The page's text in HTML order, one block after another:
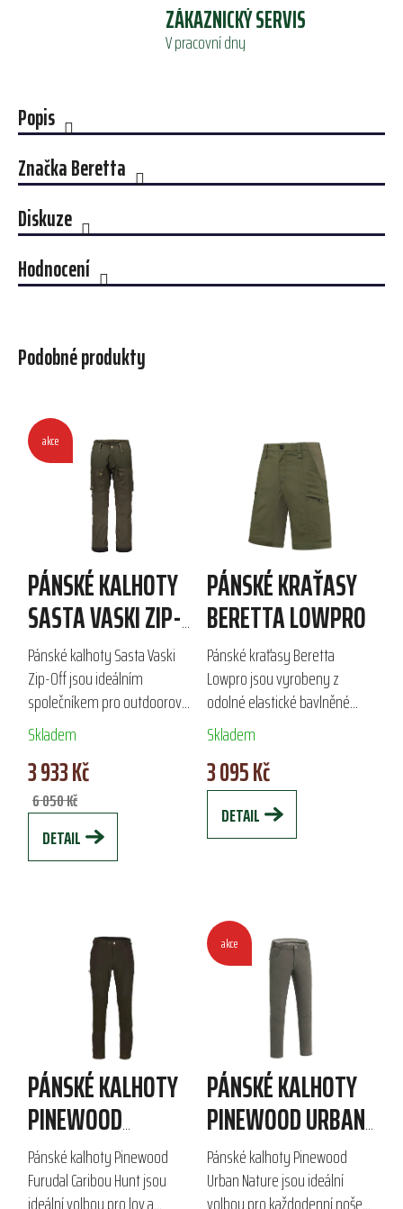
ZÁKAZNICKÝ SERVIS
V pracovní dny
Popis
ZnačkaBeretta
Diskuze
Hodnocení
Podobné produkty
akce
PÁNSKÉ KALHOTY
SASTA VASKI ZIP-
OFF
Pánské kalhoty Sasta Vaski
Zip-Off jsou ideálním
společníkem pro outdoorové
aktivity, jako je lov a turistika.
Vyrobené z kvalitních
strečových materiálů, tyto
kalhoty nabízejí...
Skladem
3 933 Kč
6 050 Kč
DETAIL
PÁNSKÉ KRAŤASY
BERETTA LOWPRO
Pánské kraťasy Beretta
Lowpro jsou vyrobeny z
odolné elastické bavlněné
ripstop tkaniny, která zajišťuje
vysokou volnost pohybu a
pohodlí. Díky kvalitním zipům
YKK a pružným...
Skladem
3 095 Kč
DETAIL
PÁNSKÉ KALHOTY
PINEWOOD
FURUDAL CARIBOU
HUNT
Pánské kalhoty Pinewood
Furudal Caribou Hunt jsou
akce
PÁNSKÉ KALHOTY
PINEWOOD URBAN
NATURE
Pánské kalhoty Pinewood
Urban Nature jsou ideální